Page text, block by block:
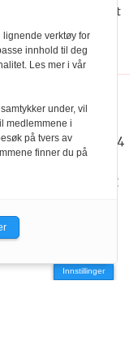
i januar-mai, er det
for mye første
KAD gitt i 3-4
grad eliminere
etter kalving
Innstillinger
lignende verktøy for
innhold til deg
Les mer i vår
under, vil
medlemmene i
på tvers av
finner du på